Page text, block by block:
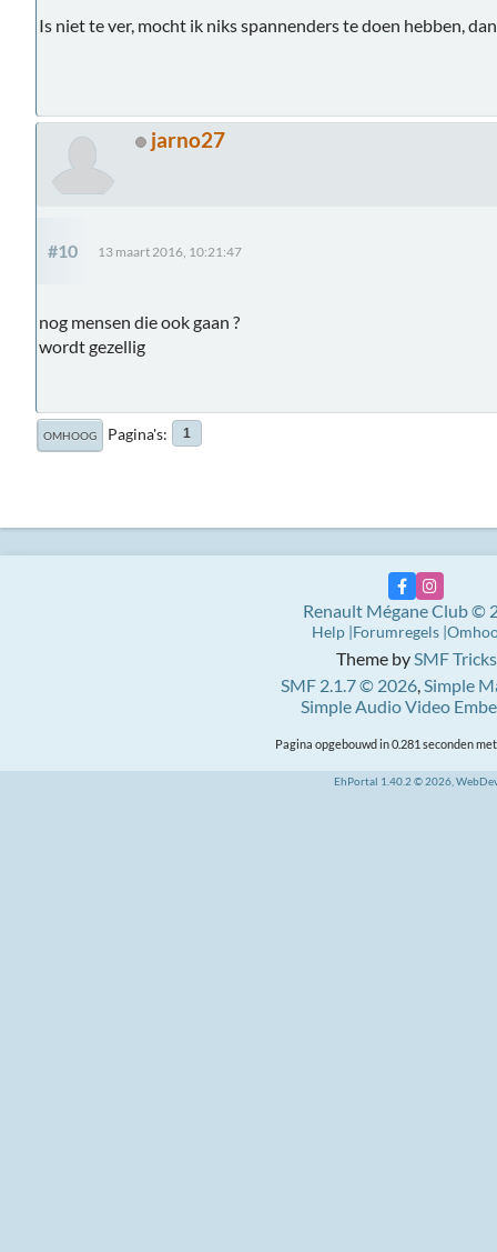
Is niet te ver, mocht ik niks spannenders te doen hebben,
jarno27
#10 13 maart 2016, 10:21:47
nog mensen die ook gaan ?
wordt gezellig
OMHOOG Pagina's 1
Theme bySMF Tricks
SMF 2.1.7 © 2026,Simple
Simple Audio Video
Renault Mégane Club ©
Help Forumregels
Pagina opgebouwd in 0.281 seconden
EhPortal 1.40.2 © 2026,